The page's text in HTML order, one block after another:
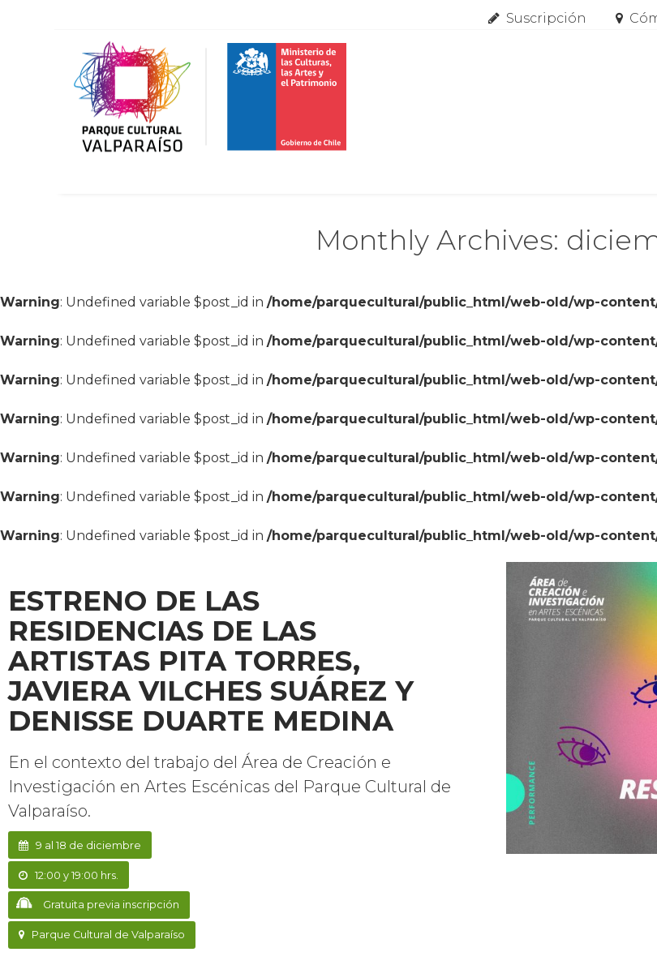
Suscripción
Monthly Archives:
Warning: Undefined variable $post_id in /home/parquecultural/public_html/web-old/wp-
Warning: Undefined variable $post_id in /home/parquecultural/public_html/web-old/wp-
Warning: Undefined variable $post_id in /home/parquecultural/public_html/web-old/wp-
Warning: Undefined variable $post_id in /home/parquecultural/public_html/web-old/wp-
Warning: Undefined variable $post_id in /home/parquecultural/public_html/web-old/wp-
Warning: Undefined variable $post_id in /home/parquecultural/public_html/web-old/wp-
Warning: Undefined variable $post_id in /home/parquecultural/public_html/web-old/wp-
ESTRENO DE LAS
RESIDENCIAS DE LAS
ARTISTAS PITA TORRES,
JAVIERA VILCHES SUÁREZ Y
DENISSE DUARTE MEDINA
En el contexto del trabajo del Área de Creación e
Investigación en Artes Escénicas del Parque Cultural de
Valparaíso.
9 al 18 de diciembre
12:00 y 19:00 hrs.
Gratuita previa inscripción
Parque Cultural de Valparaíso